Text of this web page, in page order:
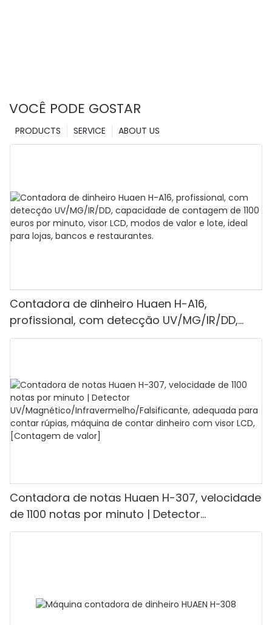
VOCÊ PODE GOSTAR
ABOUT US
SERVICE
PRODUCTS
Contadora de dinheiro Huaen H-A16,
profissional, com detecção UV/MG/IR/DD,
capacidade de contagem de 1100 euros por
Contadora de notas Huaen H-307, velocidade
de 1100 notas por minuto | Detector
UV/Magnético/Infravermelho/Falsificante,